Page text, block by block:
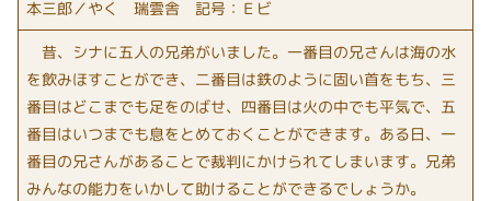
本三郎／やく 瑞雲舎 記号：Ｅビ
昔、シナに五人の兄弟がいました。一番目の兄さんは海の水
を飲みほすことができ、二番目は鉄のように固い首をもち、三
番目はどこまでも足をのばせ、四番目は火の中でも平気で、五
番目はいつまでも息をとめておくことができます。ある日、一
番目の兄さんがあることで裁判にかけられてしまいます。兄弟
みんなの能力をいかして助けることができるでしょうか。